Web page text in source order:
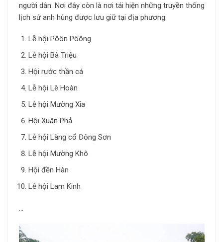
người dân. Nơi đây còn là nơi tái hiện những truyền thống
lịch sử anh hùng được lưu giữ tại địa phương.
Lễ hội Pôôn Pôông
Lễ hội Bà Triệu
Hội rước thần cá
Lễ hội Lê Hoàn
Lễ hội Mường Xia
Hội Xuân Phả
Lễ hội Làng cổ Đông Sơn
Lễ hội Mường Khô
Hội đền Hàn
Lễ hội Lam Kinh
…